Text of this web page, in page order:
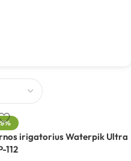
irigatorius Waterpik Ultra
112